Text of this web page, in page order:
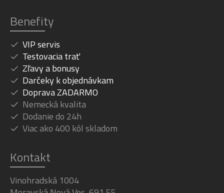
Benefity
VIP servis
Testovacia trať
Zľavy a bonusy
Darčeky k objednávkam
Doprava ZADARMO
Nemecká kvalita
Dodanie do 24h
Viac ako 400 kôl skladom
Kontakt
Vinohradská 1004